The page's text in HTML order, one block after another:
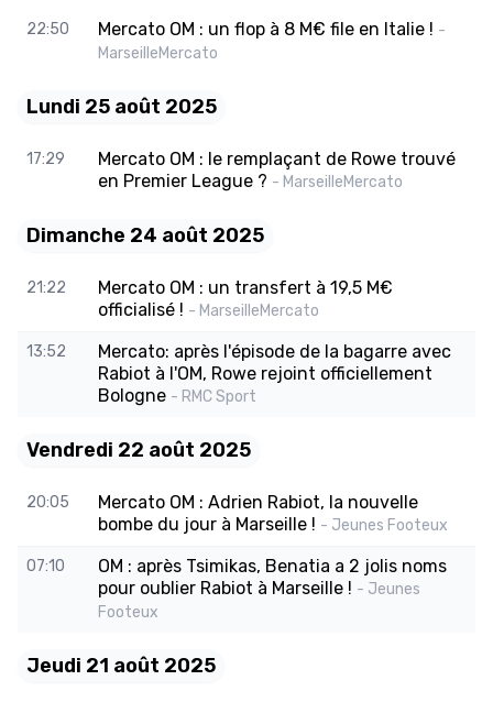
22:50 Mercato OM : un flop à 8 M€ file en Italie ! -
MarseilleMercato
Lundi 25 août 2025
17:29
Mercato OM : le remplaçant de Rowe trouvé
en Premier League ? - MarseilleMercato
Dimanche 24 août 2025
21:22
Mercato OM : un transfert à 19,5 M€
officialisé ! - MarseilleMercato
13:52
Mercato: après l'épisode de la bagarre avec
Rabiot à l'OM, Rowe rejoint officiellement
Bologne - RMC Sport
Vendredi 22 août 2025
20:05
Mercato OM : Adrien Rabiot, la nouvelle
bombe du jour à Marseille ! - Jeunes Footeux
07:10
OM : après Tsimikas, Benatia a 2 jolis noms
pour oublier Rabiot à Marseille ! - Jeunes
Footeux
Jeudi 21 août 2025